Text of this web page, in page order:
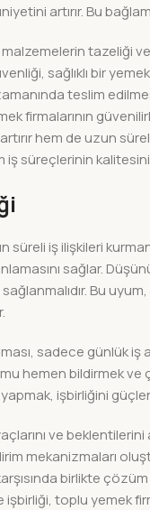
artırır. Bu
malzemelerin tazeliği
sağlıklı bir
teslim
firmalarının
hem de uzun
iş süreçlerinin
süreli iş ilişkileri
sağlar.
Bu
sadece günlük iş
hemen bildirmek ve
işbirliğini
ve
mekanizmaları
birlikte
toplu yemek